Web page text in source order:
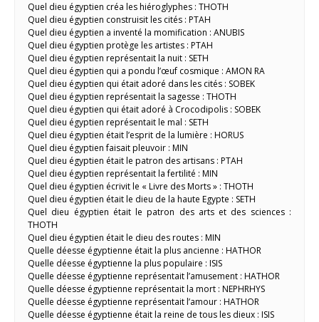
Quel dieu égyptien créa les hiéroglyphes : THOTH
Quel dieu égyptien construisit les cités : PTAH
Quel dieu égyptien a inventé la momification : ANUBIS
Quel dieu égyptien protège les artistes : PTAH
Quel dieu égyptien représentait la nuit : SETH
Quel dieu égyptien qui a pondu l’œuf cosmique : AMON RA
Quel dieu égyptien qui était adoré dans les cités : SOBEK
Quel dieu égyptien représentait la sagesse : THOTH
Quel dieu égyptien qui était adoré à Crocodipolis : SOBEK
Quel dieu égyptien représentait le mal : SETH
Quel dieu égyptien était l’esprit de la lumière : HORUS
Quel dieu égyptien faisait pleuvoir : MIN
Quel dieu égyptien était le patron des artisans : PTAH
Quel dieu égyptien représentait la fertilité : MIN
Quel dieu égyptien écrivit le « Livre des Morts » : THOTH
Quel dieu égyptien était le dieu de la haute Egypte : SETH
Quel dieu égyptien était le patron des arts et des sciences :
THOTH
Quel dieu égyptien était le dieu des routes : MIN
Quelle déesse égyptienne était la plus ancienne : HATHOR
Quelle déesse égyptienne la plus populaire : ISIS
Quelle déesse égyptienne représentait l’amusement : HATHOR
Quelle déesse égyptienne représentait la mort : NEPHRHYS
Quelle déesse égyptienne représentait l’amour : HATHOR
Quelle déesse égyptienne était la reine de tous les dieux : ISIS